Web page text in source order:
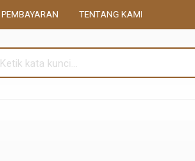
PEMBAYARAN TENTANG KAMI